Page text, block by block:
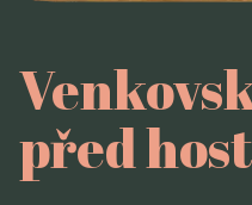
před